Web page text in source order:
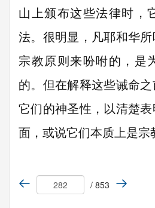
山上颁布这些法律时，
法。很明显，凡耶和华
宗教原则来吩咐的，是
的。但在解释这些诫命
它们的神圣性，以清楚
面，或说它们本质上是宗
/ 853